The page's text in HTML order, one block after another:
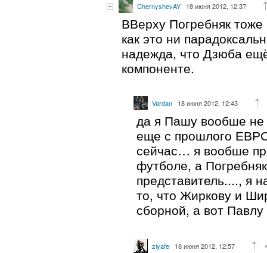
ChernyshevAY 18 июня 2012, 12:37
ВВерху Погребняк
как это ни
надежда, что Дзюба
компоненте.
Vardan 18 июня 2012, 12:43
да я Пашу вообше не
еще с прошлого
сейчас… я вообше
футболе, а
представитель...., я
то, что Жиркову и
сборной, а вот
ziyafe 18 июня 2012, 12:57